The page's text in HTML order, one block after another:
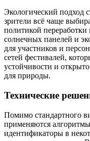
Экологический подход
зрители всё чаще
политикой
солнечных панелей и
для участников и
сетей фестивалей,
устойчивости и
для природы.
Технические
Помимо стандартного
применяются
идентификаторы в